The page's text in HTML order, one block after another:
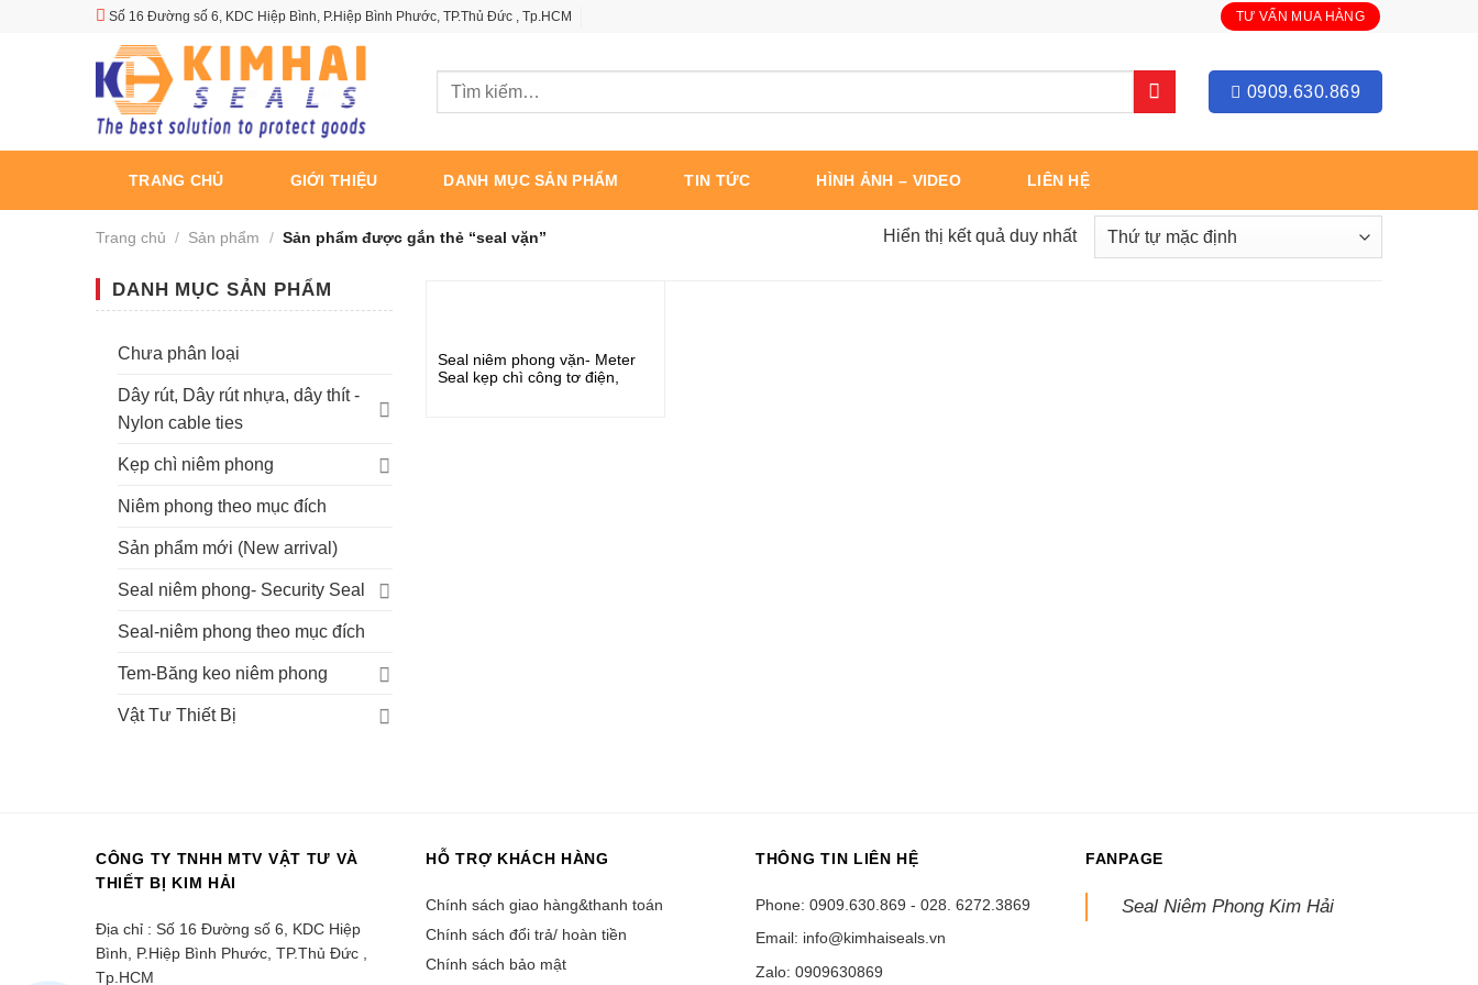
Số 16 Đường số 6, KDC Hiệp Bình, P.Hiệp Bình Phước, TP.Thủ Đức , Tp.HCM TƯ VẤN MUA HÀNG
Tìm
0909.630.869
TRANG CHỦ GIỚI THIỆU DANH MỤC SẢN PHẨM TIN TỨC HÌNH ẢNH – VIDEO LIÊN HỆ
Trang chủ / Sản phẩm / Sản phẩm được gắn thẻ “seal vặn” Hiển thị kết quả duy nhất
DANH MỤC SẢN PHẨM
Chưa phân loại
Dây rút, Dây rút nhựa, dây thít -
Nylon cable ties
Kẹp chì niêm phong
Niêm phong theo mục đích
Sản phẩm mới (New arrival)
Seal niêm phong- Security Seal
Seal-niêm phong theo mục đích
Tem-Băng keo niêm phong
Vật Tư Thiết Bị
Seal niêm phong vặn- Meter
Seal kẹp chì công tơ điện,
CÔNG TY TNHH MTV VẬT TƯ VÀ
THIẾT BỊ KIM HẢI
Địa chỉ : Số 16 Đường số 6, KDC Hiệp
Bình, P.Hiệp Bình Phước, TP.Thủ Đức ,
Tp.HCM
HỖ TRỢ KHÁCH HÀNG
Chính sách giao hàng&thanh toán
Chính sách đổi trả/ hoàn tiền
Chính sách bảo mật
THÔNG TIN LIÊN HỆ
Phone: 0909.630.869 - 028. 6272.3869
Email: info@kimhaiseals.vn
Zalo: 0909630869
FANPAGE
Seal Niêm Phong Kim Hải